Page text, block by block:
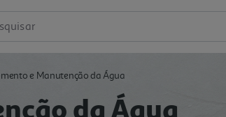
e Manutenção da Água
da Água